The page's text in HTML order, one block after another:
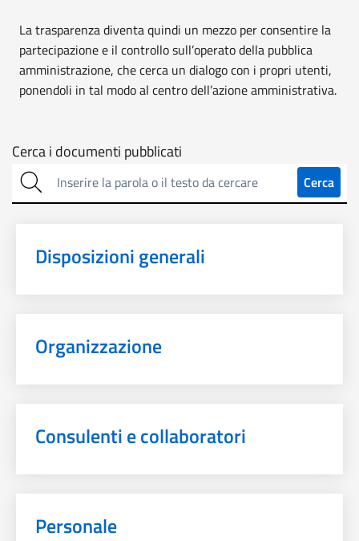
La trasparenza diventa quindi un mezzo per consentire la
partecipazione e il controllo sull’operato della pubblica
amministrazione, che cerca un dialogo con i propri utenti,
ponendoli in tal modo al centro dell’azione amministrativa.
Cerca
sulla
Cerca i documenti pubblicati
Cerca
Disposizioni generali
Organizzazione
Consulenti e collaboratori
Personale